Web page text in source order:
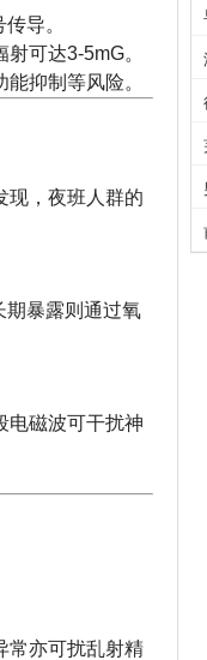
导。
可达3-5mG。
抑制等风险。
现，夜班人群的
期暴露则通过氧
电磁波可干扰神
常亦可扰乱射精